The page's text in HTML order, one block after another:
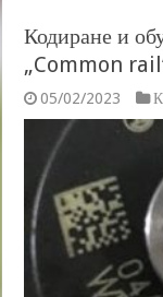
Кодиране и
„Common
05/02/2023